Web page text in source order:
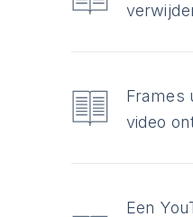
Frames
video
Een